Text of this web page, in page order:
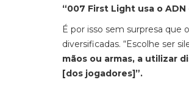
“007 First Light usa o
É por isso sem surpresa que
diversificadas. “Escolhe ser
mãos ou armas, a utilizar
[dos jogadores]”.